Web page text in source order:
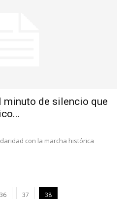
minuto de silencio que
con la marcha histórica
36 37 38